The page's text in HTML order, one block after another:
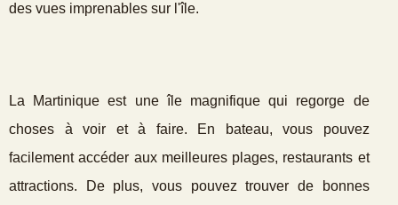
des vues imprenables sur l'île.
La Martinique est une île magnifique qui regorge de
choses à voir et à faire. En bateau, vous pouvez
facilement accéder aux meilleures plages, restaurants et
attractions. De plus, vous pouvez trouver de bonnes